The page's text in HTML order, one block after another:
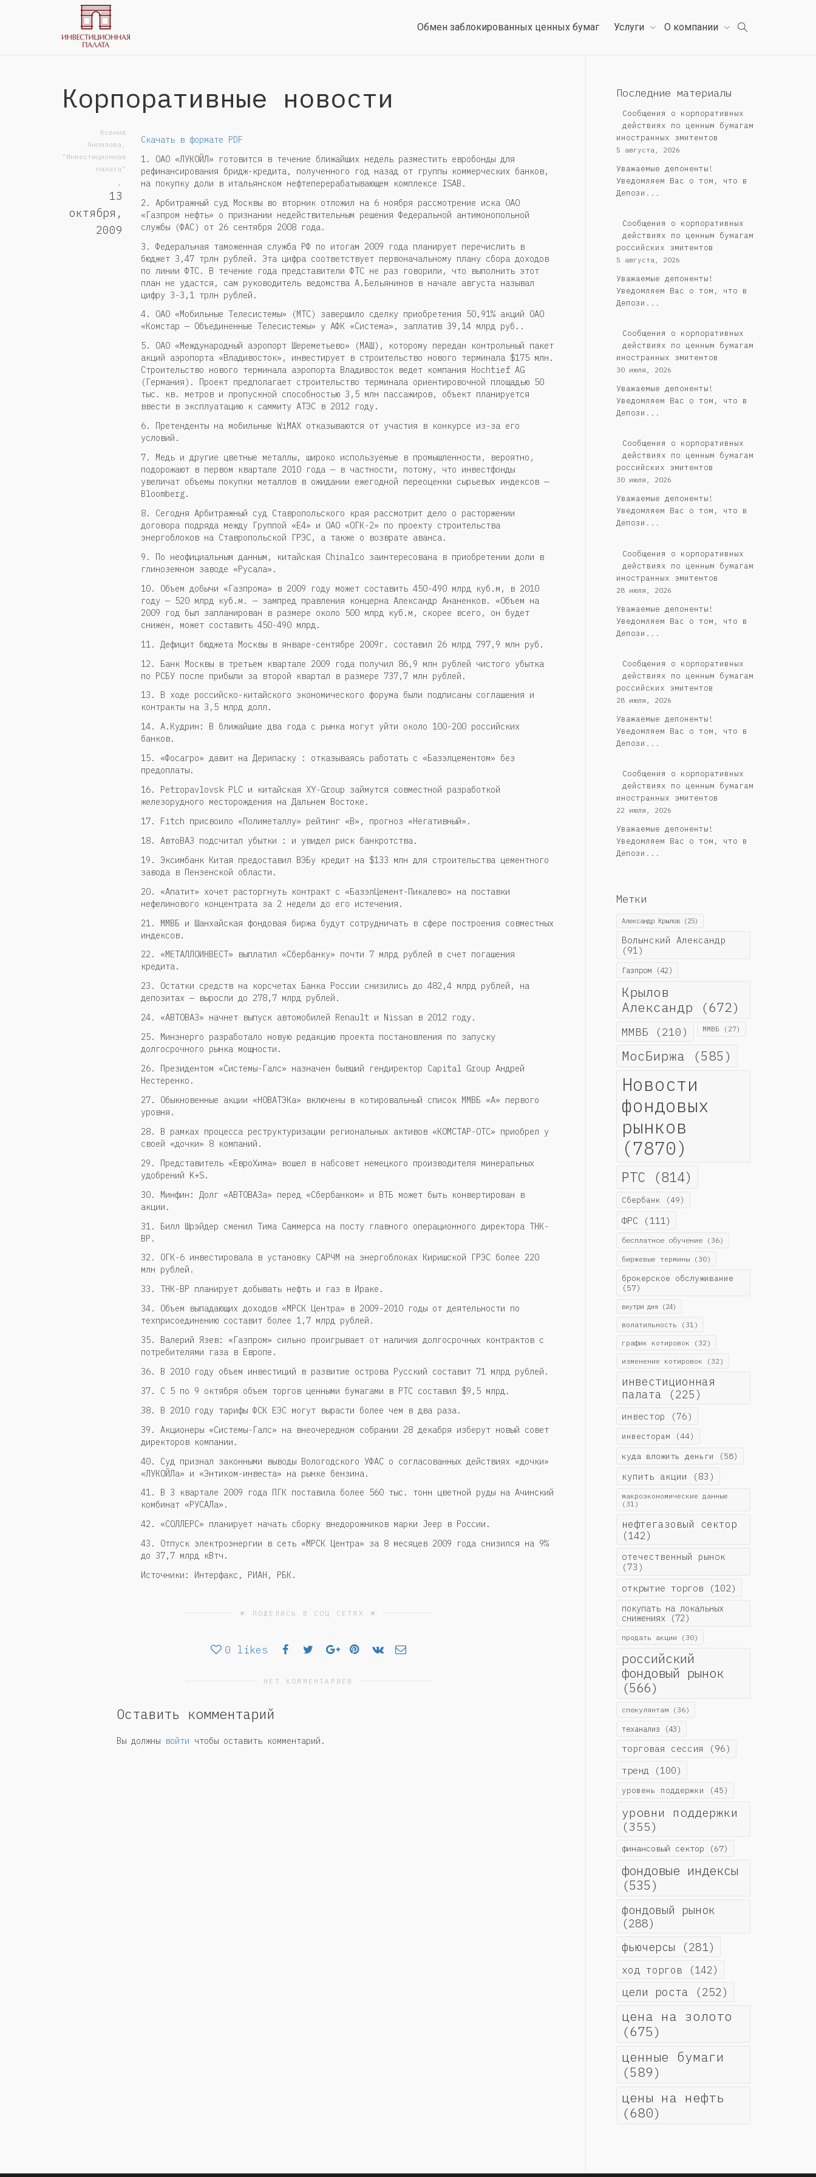
Обмен заблокированных ценных бумаг Услуги О компании
Корпоративные новости
Ксения
Анпилова,
"Инвестиционная
палата"
,
13
октября,
2009
Скачать в формате PDF
1. ОАО «ЛУКОЙЛ» готовится в течение ближайших недель разместить евробонды для
рефинансирования бридж-кредита, полученного год назад от группы коммерческих банков,
на покупку доли в итальянском нефтеперерабатывающем комплексе ISAB.
2. Арбитражный суд Москвы во вторник отложил на 6 ноября рассмотрение иска ОАО
«Газпром нефть» о признании недействительным решения Федеральной антимонопольной
службы (ФАС) от 26 сентября 2008 года.
3. Федеральная таможенная служба РФ по итогам 2009 года планирует перечислить в
бюджет 3,47 трлн рублей. Эта цифра соответствует первоначальному плану сбора доходов
по линии ФТС. В течение года представители ФТС не раз говорили, что выполнить этот
план не удастся, сам руководитель ведомства А.Бельянинов в начале августа называл
цифру 3-3,1 трлн рублей.
4. ОАО «Мобильные Телесистемы» (МТС) завершило сделку приобретения 50,91% акций ОАО
«Комстар — Объединенные Телесистемы» у АФК «Система», заплатив 39,14 млрд руб..
5. ОАО «Международный аэропорт Шереметьево» (МАШ), которому передан контрольный пакет
акций аэропорта «Владивосток», инвестирует в строительство нового терминала $175 млн.
Строительство нового терминала аэропорта Владивосток ведет компания Hochtief AG
(Германия). Проект предполагает строительство терминала ориентировочной площадью 50
тыс. кв. метров и пропускной способностью 3,5 млн пассажиров, объект планируется
ввести в эксплуатацию к саммиту АТЭС в 2012 году.
6. Претенденты на мобильные WiMAX отказываются от участия в конкурсе из-за его
условий.
7. Медь и другие цветные металлы, широко используемые в промышленности, вероятно,
подорожают в первом квартале 2010 года — в частности, потому, что инвестфонды
увеличат объемы покупки металлов в ожидании ежегодной переоценки сырьевых индексов —
Bloomberg.
8. Сегодня Арбитражный суд Ставропольского края рассмотрит дело о расторжении
договора подряда между Группой «Е4» и ОАО «ОГК-2» по проекту строительства
энергоблоков на Ставропольской ГРЭС, а также о возврате аванса.
9. По неофициальным данным, китайская Chinalco заинтересована в приобретении доли в
глиноземном заводе «Русала».
10. Объем добычи «Газпрома» в 2009 году может составить 450-490 млрд куб.м, в 2010
году — 520 млрд куб.м. — зампред правления концерна Александр Ананенков. «Объем на
2009 год был запланирован в размере около 500 млрд куб.м, скорее всего, он будет
снижен, может составить 450-490 млрд.
11. Дефицит бюджета Москвы в январе-сентябре 2009г. составил 26 млрд 797,9 млн руб.
12. Банк Москвы в третьем квартале 2009 года получил 86,9 млн рублей чистого убытка
по РСБУ после прибыли за второй квартал в размере 737,7 млн рублей.
13. В ходе российско-китайского экономического форума были подписаны соглашения и
контракты на 3,5 млрд долл.
14. А.Кудрин: В ближайшие два года с рынка могут уйти около 100-200 российских
банков.
15. «Фосагро» давит на Дерипаску : отказываясь работать с «Базэлцементом» без
предоплаты.
16. Petropavlovsk PLC и китайская XY-Group займутся совместной разработкой
железорудного месторождения на Дальнем Востоке.
17. Fitch присвоило «Полиметаллу» рейтинг «B», прогноз «Негативный».
18. АвтоВАЗ подсчитал убытки : и увидел риск банкротства.
19. Эксимбанк Китая предоставил ВЭБу кредит на $133 млн для строительства цементного
завода в Пензенской области.
20. «Апатит» хочет расторгнуть контракт с «БазэлЦемент-Пикалево» на поставки
нефелинового концентрата за 2 недели до его истечения.
21. ММВБ и Шанхайская фондовая биржа будут сотрудничать в сфере построения совместных
индексов.
22. «МЕТАЛЛОИНВЕСТ» выплатил «Сбербанку» почти 7 млрд рублей в счет погашения
кредита.
23. Остатки средств на корсчетах Банка России снизились до 482,4 млрд рублей, на
депозитах — выросли до 278,7 млрд рублей.
24. «АВТОВАЗ» начнет выпуск автомобилей Renault и Nissan в 2012 году.
25. Минэнерго разработало новую редакцию проекта постановления по запуску
долгосрочного рынка мощности.
26. Президентом «Системы-Галс» назначен бывший гендиректор Capital Group Андрей
Нестеренко.
27. Обыкновенные акции «НОВАТЭКа» включены в котировальный список ММВБ «А» первого
уровня.
28. В рамках процесса реструктуризации региональных активов «КОМСТАР-ОТС» приобрел у
своей «дочки» 8 компаний.
29. Представитель «ЕвроХима» вошел в набсовет немецкого производителя минеральных
удобрений K+S.
30. Минфин: Долг «АВТОВАЗа» перед «Сбербанком» и ВТБ может быть конвертирован в
акции.
31. Билл Шрэйдер сменил Тима Саммерса на посту главного операционного директора ТНК-
ВР.
32. ОГК-6 инвестировала в установку САРЧМ на энергоблоках Киришской ГРЭС более 220
млн рублей.
33. ТНК-BP планирует добывать нефть и газ в Ираке.
34. Объем выпадающих доходов «МРСК Центра» в 2009-2010 годы от деятельности по
техприсоединению составит более 1,7 млрд рублей.
35. Валерий Язев: «Газпром» сильно проигрывает от наличия долгосрочных контрактов с
потребителями газа в Европе.
36. В 2010 году объем инвестиций в развитие острова Русский составит 71 млрд рублей.
37. С 5 по 9 октября объем торгов ценными бумагами в РТС составил $9,5 млрд.
38. В 2010 году тарифы ФСК ЕЭС могут вырасти более чем в два раза.
39. Акционеры «Системы-Галс» на внеочередном собрании 28 декабря изберут новый совет
директоров компании.
40. Суд признал законными выводы Вологодского УФАС о согласованных действиях «дочки»
«ЛУКОЙЛа» и «Энтиком-инвеста» на рынке бензина.
41. В 3 квартале 2009 года ПГК поставила более 560 тыс. тонн цветной руды на Ачинский
комбинат «РУСАЛа».
42. «СОЛЛЕРС» планирует начать сборку внедорожников марки Jeep в России.
43. Отпуск электроэнергии в сеть «МРСК Центра» за 8 месяцев 2009 года снизился на 9%
до 37,7 млрд кВтч.
Источники: Интерфакс, РИАН, РБК.
☀ ПОДЕЛИСЬ В СОЦ СЕТЯХ ☀
0 likes
НЕТ КОММЕНТАРИЕВ
Оставить комментарий
Вы должны войти чтобы оставить комментарий.
Последние материалы
Сообщения о корпоративных
действиях по ценным бумагам
иностранных эмитентов
5 августа, 2026
Уважаемые депоненты!
Уведомляем Вас о том, что в
Депози...
Cообщения о корпоративных
действиях по ценным бумагам
российских эмитентов
5 августа, 2026
Уважаемые депоненты!
Уведомляем Вас о том, что в
Депози...
Сообщения о корпоративных
действиях по ценным бумагам
иностранных эмитентов
30 июля, 2026
Уважаемые депоненты!
Уведомляем Вас о том, что в
Депози...
Cообщения о корпоративных
действиях по ценным бумагам
российских эмитентов
30 июля, 2026
Уважаемые депоненты!
Уведомляем Вас о том, что в
Депози...
Сообщения о корпоративных
действиях по ценным бумагам
иностранных эмитентов
28 июля, 2026
Уважаемые депоненты!
Уведомляем Вас о том, что в
Депози...
Cообщения о корпоративных
действиях по ценным бумагам
российских эмитентов
28 июля, 2026
Уважаемые депоненты!
Уведомляем Вас о том, что в
Депози...
Сообщения о корпоративных
действиях по ценным бумагам
иностранных эмитентов
22 июля, 2026
Уважаемые депоненты!
Уведомляем Вас о том, что в
Депози...
Метки
Александр Крылов(25)
Волынский Александр
(91)
Газпром(42)
Крылов
Александр (672)
ММВБ (210) ММВБ (27)
МосБиржа (585)
Новости
фондовых
рынков
(7870)
РТС (814)
Сбербанк (49)
ФРС (111)
бесплатное обучение(36)
биржевые термины(30)
брокерское обслуживание
(57)
внутри дня (24)
волатильность (31)
график котировок (32)
изменение котировок (32)
инвестиционная
палата (225)
инвестор (76)
инвесторам (44)
куда вложить деньги (58)
купить акции (83)
макроэкономические данные
(31)
нефтегазовый сектор
(142)
отечественный рынок
(73)
открытие торгов (102)
покупать на локальных
снижениях(72)
продать акции (30)
российский
фондовый рынок
(566)
спекулянтам(36)
теханализ (43)
торговая сессия (96)
тренд (100)
уровень поддержки (45)
уровни поддержки
(355)
финансовый сектор (67)
фондовые индексы
(535)
фондовый рынок
(288)
фьючерсы (281)
ход торгов (142)
цели роста (252)
цена на золото
(675)
ценные бумаги
(589)
цены на нефть
(680)